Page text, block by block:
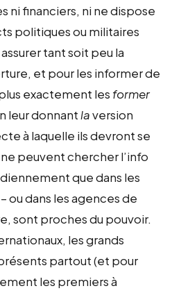
ni financiers, ni ne dispose
politiques ou militaires
tant soit peu la
et pour les informer de
exactement les former
leur donnant laversion
à laquelle ils devront se
peuvent chercher l’info
que dans les
ou dans les agences de
sont proches du pouvoir.
les grands
partout (et pour
les premiers à